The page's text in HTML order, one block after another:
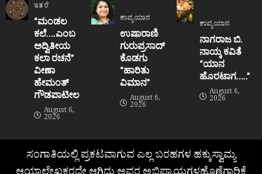
ಇತರೆ
“ಮಂಡಲ
ಕಲೆ….ಎಂಬ
ಅದ್ವಿತೀಯ
ಕಲಾ ರಚನೆ”‌
ವೀಣಾ
ಹೇಮಂತ್‌
ಗೌಡಪಾಟೀಲ
August 6,
2026
ಕಾವ್ಯಯಾನ
ಉಷಾರಾಣಿ
ಗುರುಪ್ರಸಾದ್
ಕೊಡಗು
“ಹಾರಿತು
ವಿಮಾನ”
August 6,
2026
ಕಾವ್ಯಯಾನ
ನಾಗರಾಜ ಬಿ.
ನಾಯ್ಕ ಕವಿತೆ
“ಯಾನ
ಹೊರಟಾಗ…..”
August 6,
2026
ಸಂಗಾತಿಯಲ್ಲಿ ಪ್ರಕಟವಾಗುವ ಎಲ್ಲ ಬರಹಗಳ ಹಕ್ಕುಸ್ವಾಮ್ಯ